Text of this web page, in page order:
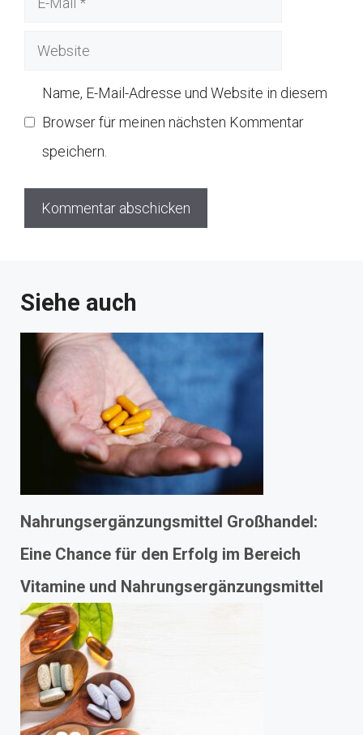
Website
Name, E-Mail-Adresse und Website in diesem
Browser für meinen nächsten Kommentar
speichern.
Siehe auch
Nahrungsergänzungsmittel Großhandel:
Eine Chance für den Erfolg im Bereich
Vitamine und Nahrungsergänzungsmittel